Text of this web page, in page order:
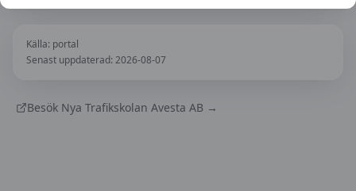
Källa: portal
Senast uppdaterad: 2026-08-07
Besök Nya Trafikskolan Avesta AB →